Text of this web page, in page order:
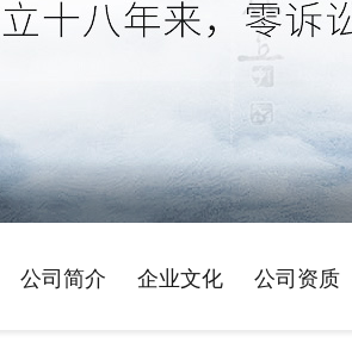
公司简介 企业文化 公司资质